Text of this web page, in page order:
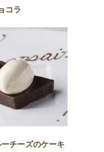
コラ
チーズのケーキ